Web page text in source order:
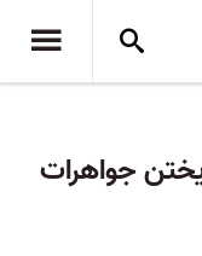
جواهرات